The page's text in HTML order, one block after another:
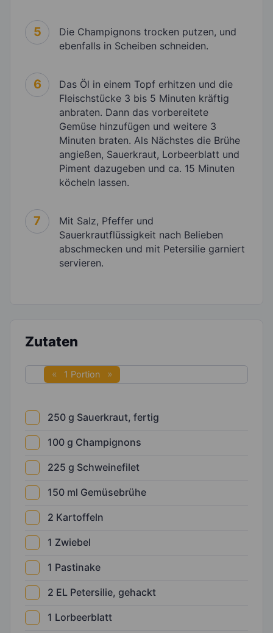
5
Die Champignons trocken putzen, und
ebenfalls in Scheiben schneiden.
6
Das Öl in einem Topf erhitzen und die
Fleischstücke 3 bis 5 Minuten kräftig
anbraten. Dann das vorbereitete
Gemüse hinzufügen und weitere 3
Minuten braten. Als Nächstes die Brühe
angießen, Sauerkraut, Lorbeerblatt und
Piment dazugeben und ca. 15 Minuten
köcheln lassen.
7
Mit Salz, Pfeffer und
Sauerkrautflüssigkeit nach Belieben
abschmecken und mit Petersilie garniert
servieren.
Zutaten
1 Portion
250 g Sauerkraut, fertig
100 g Champignons
225 g Schweinefilet
150 ml Gemüsebrühe
2 Kartoffeln
1 Zwiebel
1 Pastinake
2 EL Petersilie, gehackt
1 Lorbeerblatt